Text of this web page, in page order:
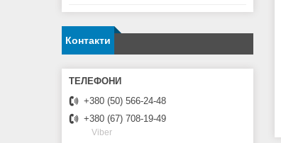
Контакти
+380 (50) 566-24-48
+380 (67) 708-19-49
Viber